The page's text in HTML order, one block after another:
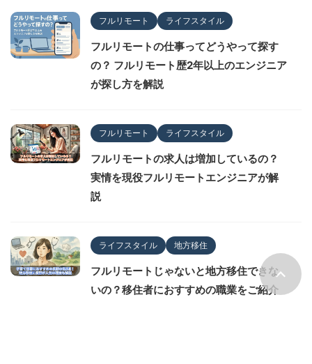
フルリモート ライフスタイル
フルリモートの仕事ってどうやって探す
の？ フルリモート歴2年以上のエンジニア
が探し方を解説
フルリモート ライフスタイル
フルリモートの求人は増加しているの？
実情を現役フルリモートエンジニアが解
説
ライフスタイル 地方移住
フルリモートじゃないと地方移住できな
いの？移住者におすすめの職業をご紹介